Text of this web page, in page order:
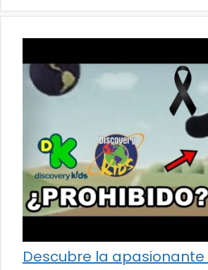
Descubre la